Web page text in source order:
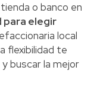
o banco en
para elegir
local
flexibilidad te
buscar la mejor